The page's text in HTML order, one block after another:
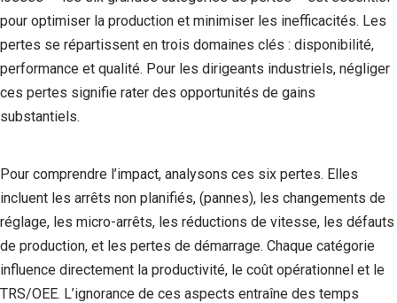
pour optimiser la production et minimiser les inefficacités. Les
pertes se répartissent en trois domaines clés : disponibilité,
performance et qualité. Pour les dirigeants industriels, négliger
ces pertes signifie rater des opportunités de gains
substantiels.
Pour comprendre l’impact, analysons ces six pertes. Elles
incluent les arrêts non planifiés, (pannes), les changements de
réglage, les micro-arrêts, les réductions de vitesse, les défauts
de production, et les pertes de démarrage. Chaque catégorie
influence directement la productivité, le coût opérationnel et le
TRS/OEE. L’ignorance de ces aspects entraîne des temps